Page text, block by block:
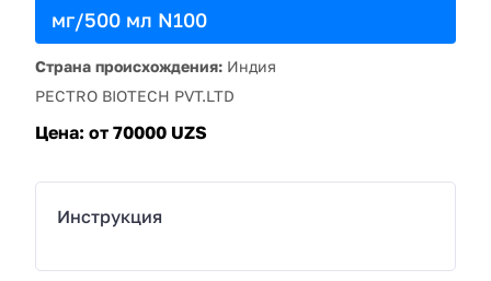
мг/500 мл N100
Страна происхождения: Индия
РECTRO BIOTECH PVT.LTD
Цена: от 70000 UZS
Инструкция